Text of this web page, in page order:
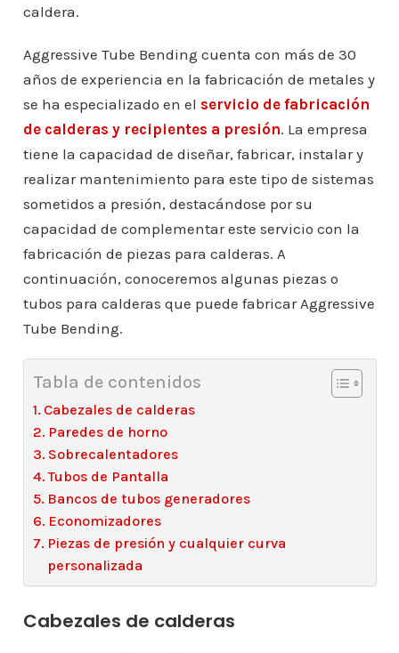
caldera.
Aggressive Tube Bending cuenta con más de 30
años de experiencia en la fabricación de metales y
se ha especializado en el servicio de fabricación
de calderas y recipientes a presión. La empresa
tiene la capacidad de diseñar, fabricar, instalar y
realizar mantenimiento para este tipo de sistemas
sometidos a presión, destacándose por su
capacidad de complementar este servicio con la
fabricación de piezas para calderas. A
continuación, conoceremos algunas piezas o
tubos para calderas que puede fabricar Aggressive
Tube Bending.
Tabla de contenidos
Cabezales de calderas
Paredes de horno
Sobrecalentadores
Tubos de Pantalla
Bancos de tubos generadores
Economizadores
Piezas de presión y cualquier curva
personalizada
Cabezales de calderas